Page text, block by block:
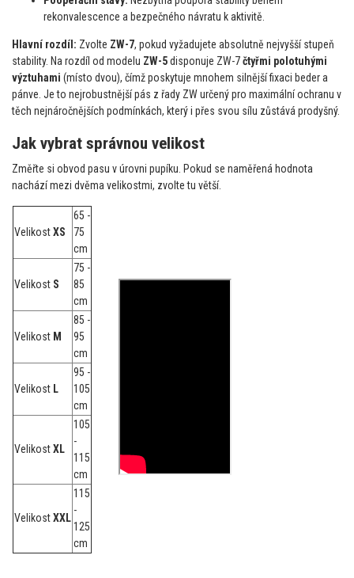
rekonvalescence a bezpečného návratu k aktivitě.
Hlavní rozdíl: Zvolte ZW-7, pokud vyžadujete absolutně nejvyšší stupeň
stability. Na rozdíl od modelu ZW-5disponuje ZW-7čtyřmi polotuhými
výztuhami (místo dvou), čímž poskytuje mnohem silnější fixaci beder a
pánve. Je to nejrobustnější pás z řady ZW určený pro maximální ochranu v
těch nejnáročnějších podmínkách, který i přes svou sílu zůstává prodyšný.
Jak vybrat správnou velikost
Změřte si obvod pasu v úrovni pupíku. Pokud se naměřená hodnota
nachází mezi dvěma velikostmi, zvolte tu větší.
VelikostXS
65 -
75
cm
Velikost S
75 -
85
cm
Velikost M
85 -
95
cm
Velikost L
95 -
105
cm
VelikostXL
105
-
115
cm
VelikostXXL
115
-
125
cm